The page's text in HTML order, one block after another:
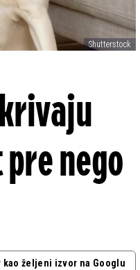
Shutterstock
nego
kao željeni izvor na Googlu